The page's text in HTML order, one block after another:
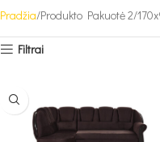
Pradžia Produkto Pakuotė 2
Filtrai